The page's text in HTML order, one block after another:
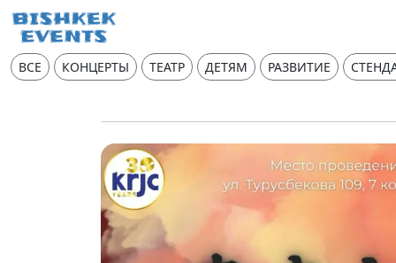
ВСЕ КОНЦЕРТЫ ТЕАТР ДЕТЯМ РАЗВИТИЕ